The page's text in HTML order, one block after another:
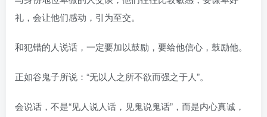
礼，会让他们感动，引为至交。
和犯错的人说话，一定要加以鼓励，要给他信心，鼓励他。
正如谷鬼子所说：“无以人之所不欲而强之于人”。
会说话，不是“见人说人话，见鬼说鬼话”，而是内心真诚，